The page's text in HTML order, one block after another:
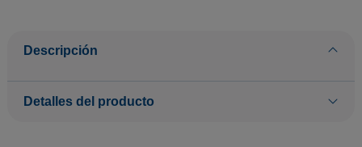
Descripción
Detalles del producto